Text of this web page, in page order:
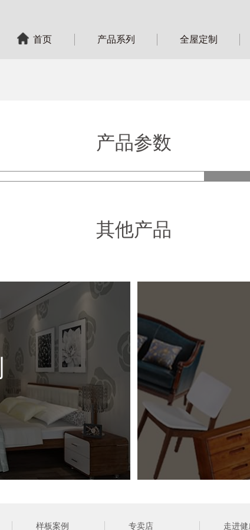
首页 产品系列 全屋定制
产品参数
（
其他产品
样板案例 专卖店 走进健